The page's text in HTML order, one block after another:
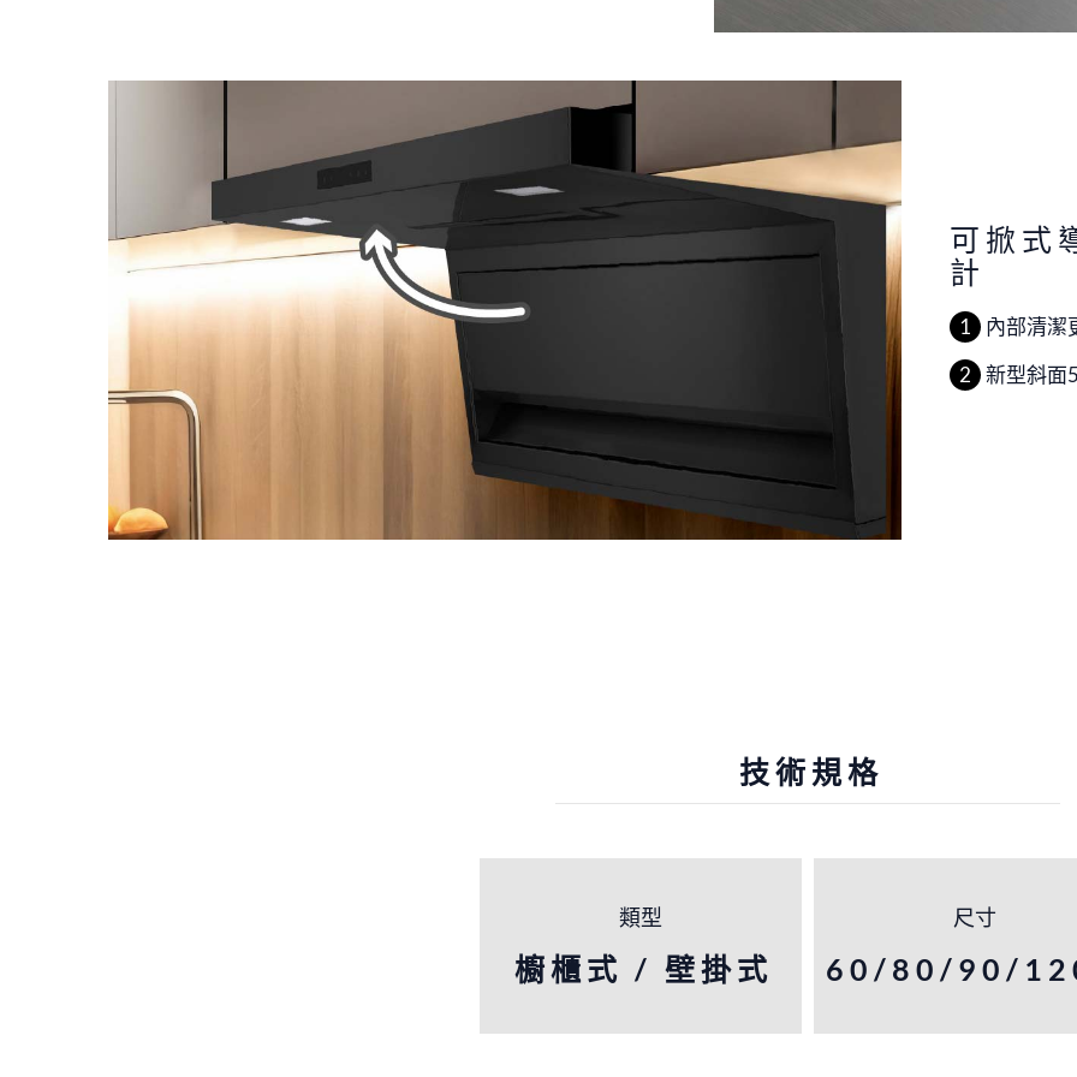
可掀式
計
內部清潔
新型斜面
技術規格
類型
櫥櫃式 / 壁掛式
尺寸
60/80/90/